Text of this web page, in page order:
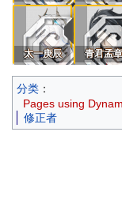
太一庚辰 青君孟章
分类 ：
Pages using
修正者